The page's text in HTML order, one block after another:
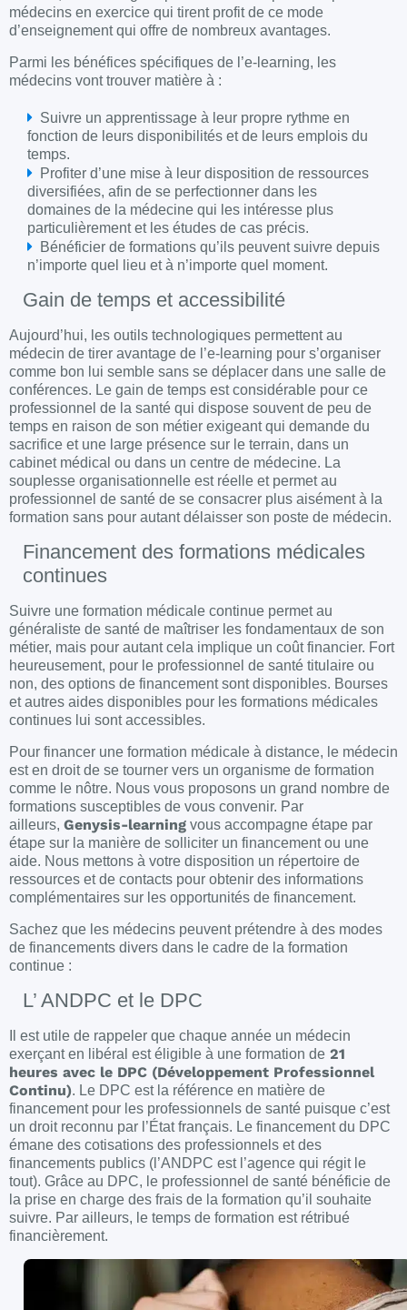
médecins en exercice qui tirent profit de ce mode
d’enseignement qui offre de nombreux avantages.
Parmi les bénéfices spécifiques de l’e-learning, les
médecins vont trouver matière à :
Suivre un apprentissage à leur propre rythme en
fonction de leurs disponibilités et de leurs emplois du
temps.
Profiter d’une mise à leur disposition de ressources
diversifiées, afin de se perfectionner dans les
domaines de la médecine qui les intéresse plus
particulièrement et les études de cas précis.
Bénéficier de formations qu’ils peuvent suivre depuis
n’importe quel lieu et à n’importe quel moment.
Gain de temps et accessibilité
Aujourd’hui, les outils technologiques permettent au
médecin de tirer avantage de l’e-learning pour s’organiser
comme bon lui semble sans se déplacer dans une salle de
conférences. Le gain de temps est considérable pour ce
professionnel de la santé qui dispose souvent de peu de
temps en raison de son métier exigeant qui demande du
sacrifice et une large présence sur le terrain, dans un
cabinet médical ou dans un centre de médecine. La
souplesse organisationnelle est réelle et permet au
professionnel de santé de se consacrer plus aisément à la
formation sans pour autant délaisser son poste de médecin.
Financement des formations médicales
continues
Suivre une formation médicale continue permet au
généraliste de santé de maîtriser les fondamentaux de son
métier, mais pour autant cela implique un coût financier. Fort
heureusement, pour le professionnel de santé titulaire ou
non, des options de financement sont disponibles. Bourses
et autres aides disponibles pour les formations médicales
continues lui sont accessibles.
Pour financer une formation médicale à distance, le médecin
est en droit de se tourner vers un organisme de formation
comme le nôtre. Nous vous proposons un grand nombre de
formations susceptibles de vous convenir. Par
ailleurs, Genysis-learning vous accompagne étape par
étape sur la manière de solliciter un financement ou une
aide. Nous mettons à votre disposition un répertoire de
ressources et de contacts pour obtenir des informations
complémentaires sur les opportunités de financement.
Sachez que les médecins peuvent prétendre à des modes
de financements divers dans le cadre de la formation
continue :
L’ ANDPC et le DPC
Il est utile de rappeler que chaque année un médecin
exerçant en libéral est éligible à une formation de 21
heures avec le DPC (Développement Professionnel
Continu). Le DPC est la référence en matière de
financement pour les professionnels de santé puisque c’est
un droit reconnu par l’État français. Le financement du DPC
émane des cotisations des professionnels et des
financements publics (l’ANDPC est l’agence qui régit le
tout). Grâce au DPC, le professionnel de santé bénéficie de
la prise en charge des frais de la formation qu’il souhaite
suivre. Par ailleurs, le temps de formation est rétribué
financièrement.